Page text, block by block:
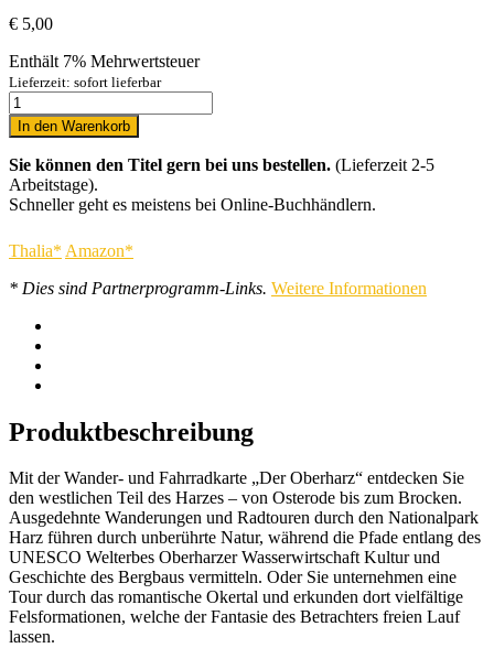
€ 5,00
Enthält 7% Mehrwertsteuer
Lieferzeit: sofort lieferbar
In den Warenkorb
Sie können den Titel gern bei uns bestellen. (Lieferzeit 2-5
Arbeitstage).
Schneller geht es meistens bei Online-Buchhändlern.
Thalia* Amazon*
* Dies sind Partnerprogramm-Links. Weitere Informationen
Produktbeschreibung
Mit der Wander- und Fahrradkarte „Der Oberharz“ entdecken Sie
den westlichen Teil des Harzes – von Osterode bis zum Brocken.
Ausgedehnte Wanderungen und Radtouren durch den Nationalpark
Harz führen durch unberührte Natur, während die Pfade entlang des
UNESCO Welterbes Oberharzer Wasserwirtschaft Kultur und
Geschichte des Bergbaus vermitteln. Oder Sie unternehmen eine
Tour durch das romantische Okertal und erkunden dort vielfältige
Felsformationen, welche der Fantasie des Betrachters freien Lauf
lassen.